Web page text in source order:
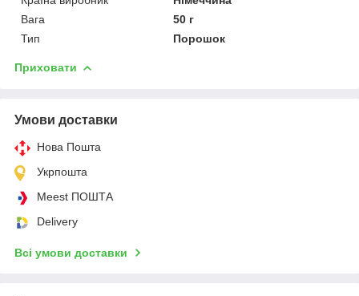
Вага
50 г
Тип
Порошок
Приховати
Умови доставки
Нова Пошта
Укрпошта
Meest ПОШТА
Delivery
Всі умови доставки